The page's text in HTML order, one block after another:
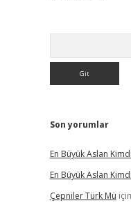
Son yorumlar
En Büyük Aslan
En Büyük Aslan
Çepniler Türk Mü için